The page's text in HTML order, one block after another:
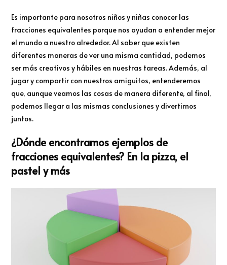
Es importante para nosotros niños y niñas conocer las
fracciones equivalentes porque nos ayudan a entender mejor
el mundo a nuestro alrededor. Al saber que existen
diferentes maneras de ver una misma cantidad, podemos
ser más creativos y hábiles en nuestras tareas. Además, al
jugar y compartir con nuestros amiguitos, entenderemos
que, aunque veamos las cosas de manera diferente, al final,
podemos llegar a las mismas conclusiones y divertirnos
juntos.
¿Dónde encontramos ejemplos de
fracciones equivalentes? En la pizza, el
pastel y más